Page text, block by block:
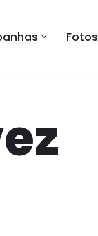
Fotos